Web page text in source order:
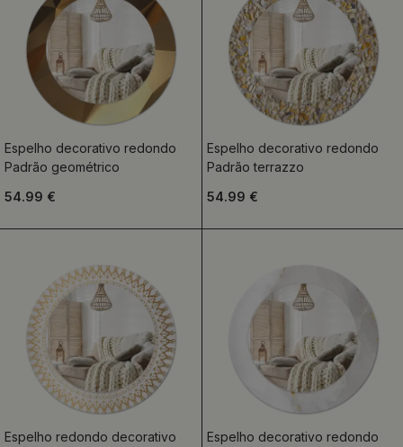
Espelho decorativo redondo
Padrão geométrico
54.99 €
Espelho decorativo redondo
Padrão terrazzo
54.99 €
Espelho redondo decorativo
Espelho decorativo redondo